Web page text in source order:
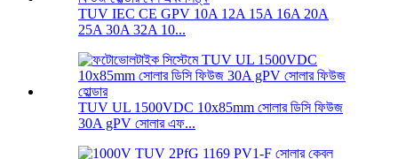
TUV IEC CE GPV 10A 12A 15A 16A 20A
25A 30A 32A 10...
TUV UL 1500VDC 10x85mm সোলার ডিসি ফিউজ
30A gPV সোলার এফ...